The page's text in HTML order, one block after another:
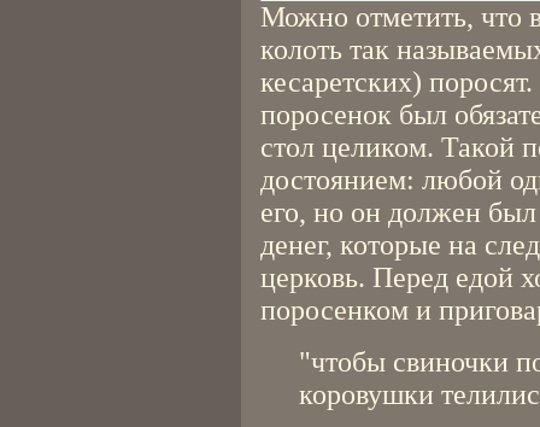
Можно отметить, что
колоть так
кесаретских)
поросенок был
стол целиком. Такой
достоянием: любой
его, но он должен
денег, которые на
церковь. Перед едой
поросенком и
"чтобы свиночки
коровушки